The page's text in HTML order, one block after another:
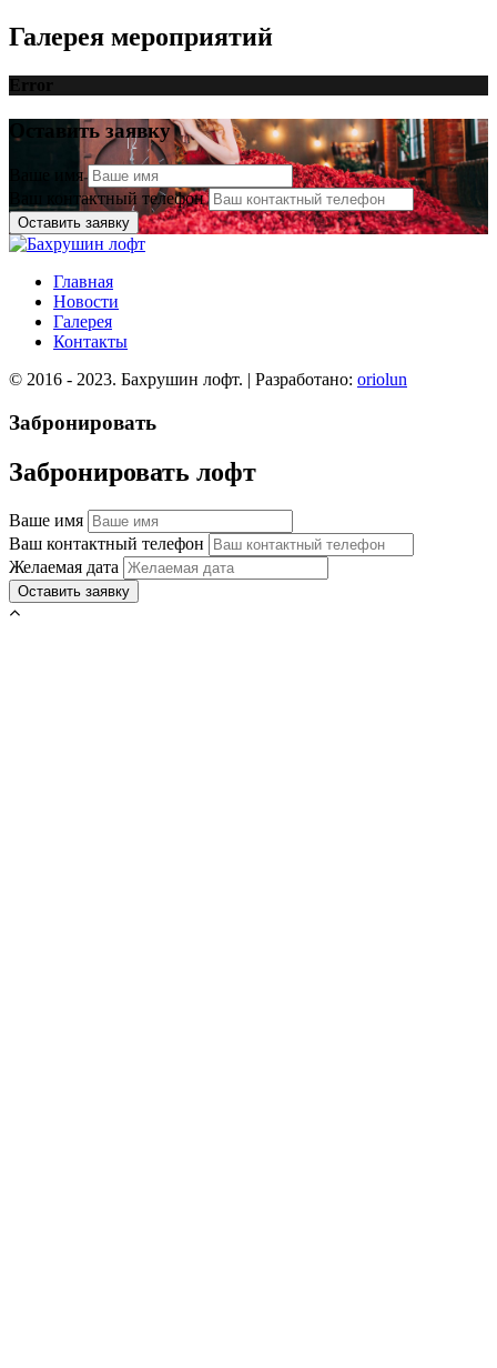
Галерея мероприятий
Error
Оставить заявку
Ваше имя
Ваш контактный телефон
Оставить заявку
Главная
Новости
Галерея
Контакты
© 2016 - 2023. Бахрушин лофт. | Разработано: oriolun
Забронировать
Забронировать лофт
Ваше имя
Ваш контактный телефон
Желаемая дата
Оставить заявку